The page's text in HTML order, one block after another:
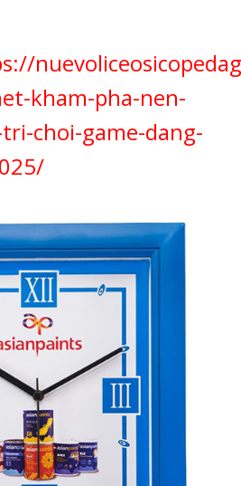
kham-pha-nen-
choi-game-dang-